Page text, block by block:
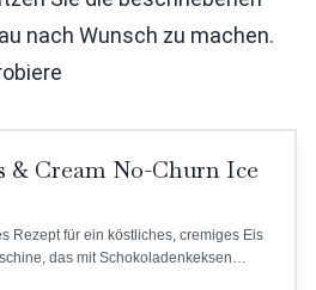
nach Wunsch zu machen.
& Cream No-Churn Ice
Rezept für ein köstliches, cremiges Eis
das mit Schokoladenkeksen